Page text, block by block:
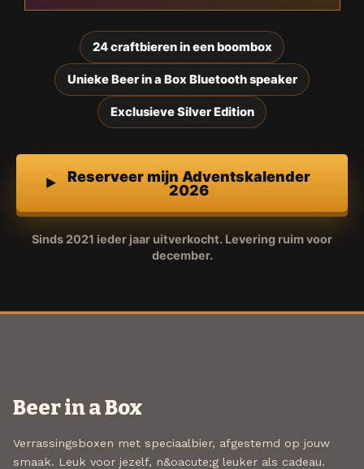
24 craftbieren in een boombox
Unieke Beer in a Box Bluetooth speaker
Exclusieve Silver Edition
Reserveer mijn Adventskalender
2026
Sinds 2021 ieder jaar uitverkocht. Levering ruim voor
december.
Beer in a Box
Verrassingsboxen met speciaalbier, afgestemd op jouw
smaak. Leuk voor jezelf, n&oacute;g leuker als cadeau.